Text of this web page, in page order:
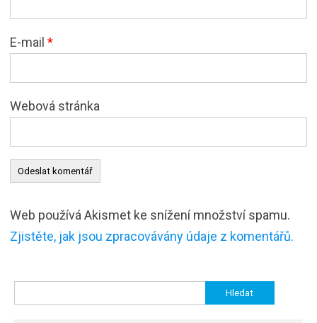
E-mail *
Webová stránka
Web používá Akismet ke snížení množství spamu.
Zjistěte, jak jsou zpracovávány údaje z komentářů.